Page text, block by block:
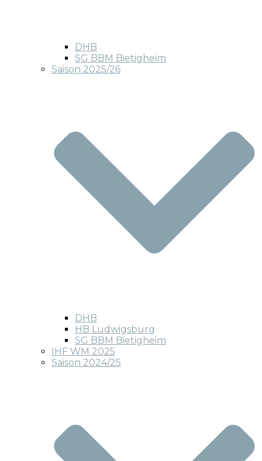
DHB
SG BBM Bietigheim
Saison 2025/26
DHB
HB Ludwigsburg
SG BBM Bietigheim
IHF WM 2025
Saison 2024/25